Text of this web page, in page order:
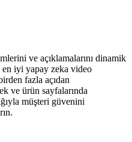
ve açıklamalarını dinamik
iyi yapay zeka video
fazla açıdan
ve ürün sayfalarında
müşteri güvenini